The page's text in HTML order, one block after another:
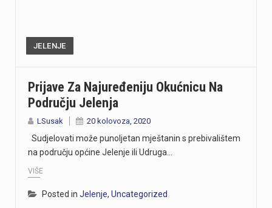
JELENJE
Prijave Za Najuređeniju Okućnicu Na
Području Jelenja
LSusak 20 kolovoza, 2020
Sudjelovati može punoljetan mještanin s prebivalištem
na području općine Jelenje ili Udruga…
VIŠE
Posted in Jelenje, Uncategorized